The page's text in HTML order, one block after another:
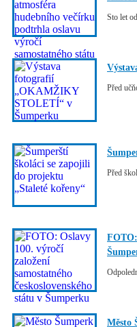
Sto let
Před
Před
FOTO:
Město